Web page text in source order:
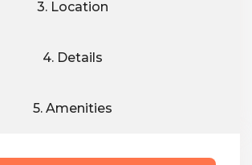
3. Location
4. Details
5. Amenities